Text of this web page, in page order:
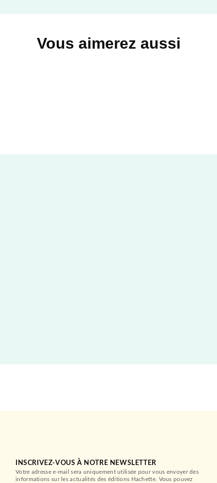
Vous aimerez aussi
INSCRIVEZ-VOUS À NOTRE NEWSLETTER
Votre adresse e-mail sera uniquement utilisée pour vous envoyer des
informations sur les actualités des éditions Hachette. Vous pouvez